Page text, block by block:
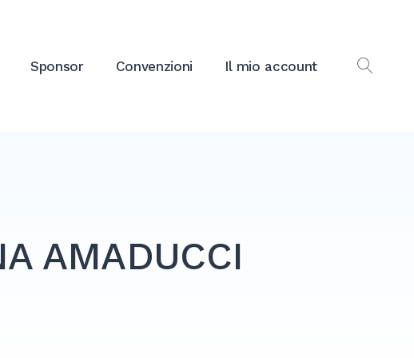
Sponsor Convenzioni Il mio account
AMADUCCI